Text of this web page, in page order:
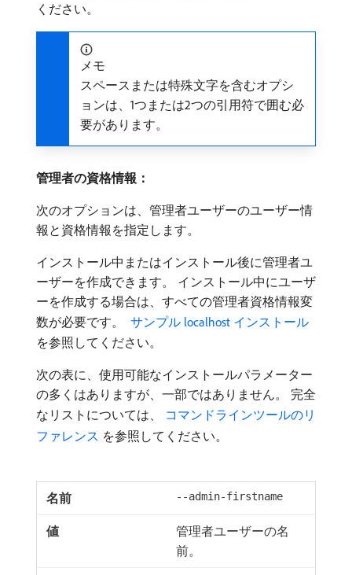
ください。
メモ
スペースまたは特殊文字を含むオプシ
ョンは、1つまたは2つの引用符で囲む必
要があります。
管理者の資格情報：
次のオプションは、管理者ユーザーのユーザー情
報と資格情報を指定します。
インストール中またはインストール後に管理者ユ
ーザーを作成できます。 インストール中にユーザ
ーを作成する場合は、すべての管理者資格情報変
数が必要です。
​ サンプル localhost インストール ​
を参照してください。
次の表に、使用可能なインストールパラメーター
の多くはありますが、一部ではありません。 完全
なリストについては、
​ コマンドラインツールのリ
ファレンス ​ を参照してください。
--admin-firstname
管理者ユーザーの名
前。